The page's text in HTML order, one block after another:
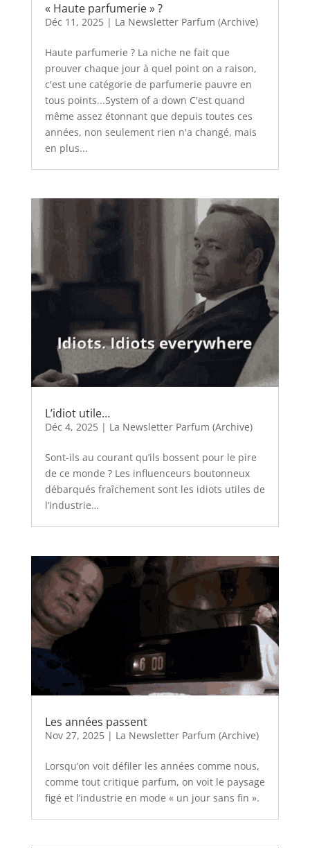
« Haute parfumerie » ?
Déc 11, 2025| La Newsletter Parfum (Archive)
Haute parfumerie ? La niche ne fait que
prouver chaque jour à quel point on a raison,
c'est une catégorie de parfumerie pauvre en
tous points...System of a down C'est quand
même assez étonnant que depuis toutes ces
années, non seulement rien n'a changé, mais
en plus...
L’idiot utile…
Déc 4, 2025| La Newsletter Parfum (Archive)
Sont-ils au courant qu’ils bossent pour le pire
de ce monde ? Les influenceurs boutonneux
débarqués fraîchement sont les idiots utiles de
l’industrie…
Les années passent
Nov 27, 2025| La Newsletter Parfum (Archive)
Lorsqu’on voit défiler les années comme nous,
comme tout critique parfum, on voit le paysage
figé et l’industrie en mode « un jour sans fin ».